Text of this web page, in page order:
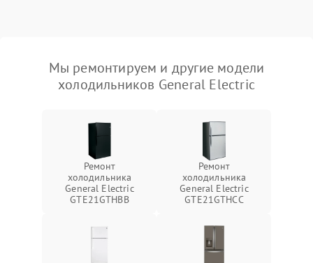
Мы ремонтируем и другие модели
холодильников General Electric
Ремонт
холодильника
General Electric
GTE21GTHBB
Ремонт
холодильника
General Electric
GTE21GTHCC